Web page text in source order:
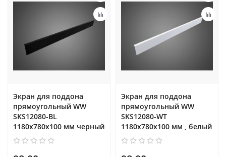
Экран для поддона
прямоугольный WW
SKS12080-BL
1180х780х100 мм черный
Экран для поддона
прямоугольный WW
SKS12080-WT
1180х780х100 мм , белый